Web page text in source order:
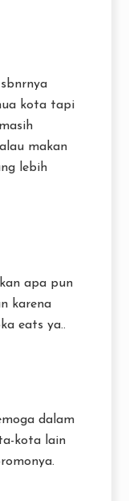
kota tapi
makan
lebih
apa pun
karena
eats ya..
dalam
kota lain